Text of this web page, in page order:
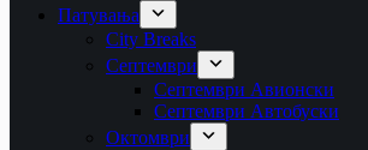
Патувања
City Breaks
Септември
Септември Авионски
Септември Автобуски
Октомври